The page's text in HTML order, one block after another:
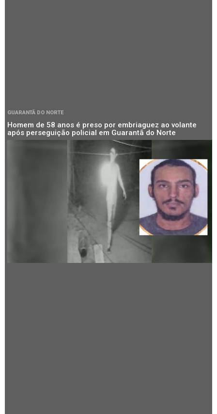
GUARANTÃ DO NORTE
Homem de 58 anos é preso por embriaguez ao volante
após perseguição policial em Guarantã do Norte